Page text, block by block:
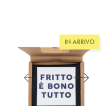
IN ARRIVO